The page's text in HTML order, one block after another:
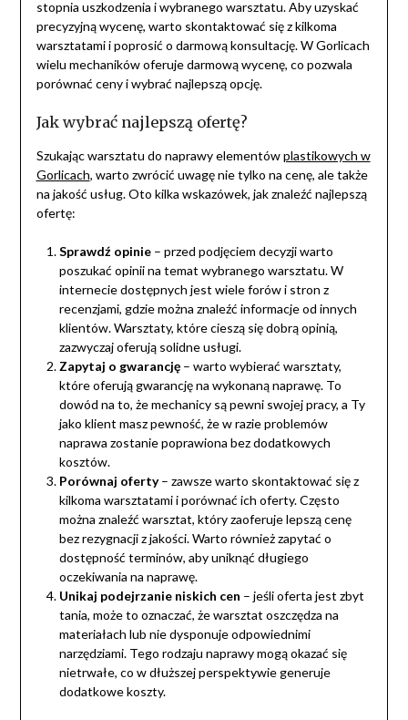
stopnia uszkodzenia i wybranego warsztatu. Aby uzyskać
precyzyjną wycenę, warto skontaktować się z kilkoma
warsztatami i poprosić o darmową konsultację. W Gorlicach
wielu mechaników oferuje darmową wycenę, co pozwala
porównać ceny i wybrać najlepszą opcję.
Jak wybrać najlepszą ofertę?
Szukając warsztatu do naprawy elementówplastikowych w
Gorlicach, warto zwrócić uwagę nie tylko na cenę, ale także
na jakość usług. Oto kilka wskazówek, jak znaleźć najlepszą
ofertę:
Sprawdź opinie – przed podjęciem decyzji warto
poszukać opinii na temat wybranego warsztatu. W
internecie dostępnych jest wiele forów i stron z
recenzjami, gdzie można znaleźć informacje od innych
klientów. Warsztaty, które cieszą się dobrą opinią,
zazwyczaj oferują solidne usługi.
Zapytaj o gwarancję – warto wybierać warsztaty,
które oferują gwarancję na wykonaną naprawę. To
dowód na to, że mechanicy są pewni swojej pracy, a Ty
jako klient masz pewność, że w razie problemów
naprawa zostanie poprawiona bez dodatkowych
kosztów.
Porównaj oferty– zawsze warto skontaktować się z
kilkoma warsztatami i porównać ich oferty. Często
można znaleźć warsztat, który zaoferuje lepszą cenę
bez rezygnacji z jakości. Warto również zapytać o
dostępność terminów, aby uniknąć długiego
oczekiwania na naprawę.
Unikaj podejrzanie niskich cen – jeśli oferta jest zbyt
tania, może to oznaczać, że warsztat oszczędza na
materiałach lub nie dysponuje odpowiednimi
narzędziami. Tego rodzaju naprawy mogą okazać się
nietrwałe, co w dłuższej perspektywie generuje
dodatkowe koszty.